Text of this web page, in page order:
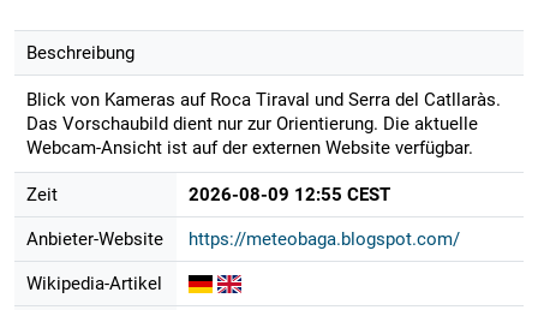
Beschreibung
Blick von Kameras auf Roca Tiraval und Serra del Catllaràs.
Das Vorschaubild dient nur zur Orientierung. Die aktuelle
Webcam-Ansicht ist auf der externen Website verfügbar.
Zeit 2026-08-09 12:55 CEST
Anbieter-Website https://meteobaga.blogspot.com/
Wikipedia-Artikel